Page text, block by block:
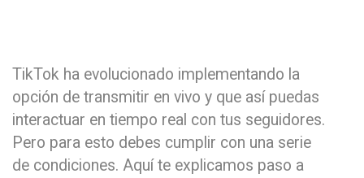
TikTok ha evolucionado implementando la
opción de transmitir en vivo y que así puedas
interactuar en tiempo real con tus seguidores.
Pero para esto debes cumplir con una serie
de condiciones. Aquí te explicamos paso a